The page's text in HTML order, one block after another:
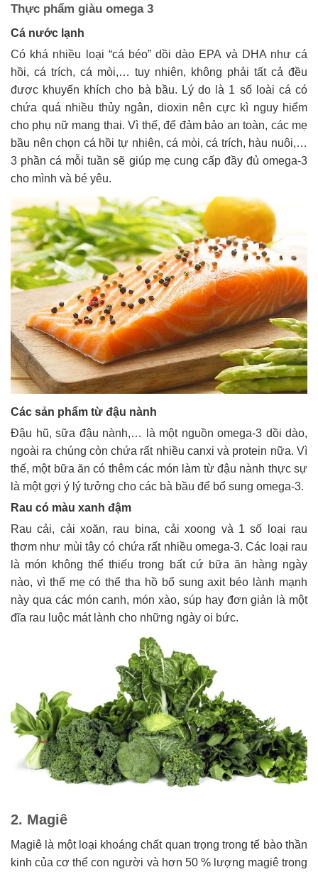
Thực phẩm giàu omega 3
Cá nước lạnh
Có khá nhiều loại “cá béo” dồi dào EPA và DHA như cá
hồi, cá trích, cá mòi,… tuy nhiên, không phải tất cả đều
được khuyến khích cho bà bầu. Lý do là 1 số loài cá có
chứa quá nhiều thủy ngân, dioxin nên cực kì nguy hiểm
cho phụ nữ mang thai. Vì thế, để đảm bảo an toàn, các mẹ
bầu nên chọn cá hồi tự nhiên, cá mòi, cá trích, hàu nuôi,…
3 phần cá mỗi tuần sẽ giúp mẹ cung cấp đầy đủ omega-3
cho mình và bé yêu.
Các sản phẩm từ đậu nành
Đậu hũ, sữa đậu nành,… là một nguồn omega-3 dồi dào,
ngoài ra chúng còn chứa rất nhiều canxi và protein nữa. Vì
thế, một bữa ăn có thêm các món làm từ đậu nành thực sự
là một gợi ý lý tưởng cho các bà bầu để bổ sung omega-3.
Rau có màu xanh đậm
Rau cải, cải xoăn, rau bina, cải xoong và 1 số loại rau
thơm như mùi tây có chứa rất nhiều omega-3. Các loại rau
là món không thể thiếu trong bất cứ bữa ăn hàng ngày
nào, vì thế mẹ có thể tha hồ bổ sung axit béo lành mạnh
này qua các món canh, món xào, súp hay đơn giản là một
đĩa rau luộc mát lành cho những ngày oi bức.
2. Magiê
Magiê là một loại khoáng chất quan trọng trong tế bào thần
kinh của cơ thể con người và hơn 50 % lượng magiê trong